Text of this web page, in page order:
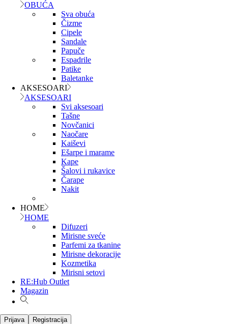
OBUĆA
Sva obuća
Čizme
Cipele
Sandale
Papuče
Espadrile
Patike
Baletanke
AKSESOARI
AKSESOARI
Svi aksesoari
Tašne
Novčanici
Naočare
Kaiševi
Ešarpe i marame
Kape
Šalovi i rukavice
Čarape
Nakit
HOME
HOME
Difuzeri
Mirisne sveće
Parfemi za tkanine
Mirisne dekoracije
Kozmetika
Mirisni setovi
RE:Hub Outlet
Magazin
Prijava Registracija